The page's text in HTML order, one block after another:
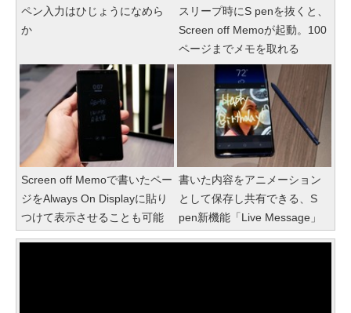
ペン入力はひじょうになめら
か
スリープ時にS penを抜くと、
Screen off Memoが起動。100
ページまでメモを取れる
Screen off Memoで書いたペー
ジをAlways On Displayに貼り
つけて表示させることも可能
書いた内容をアニメーション
として保存し共有できる、S
pen新機能「Live Message」